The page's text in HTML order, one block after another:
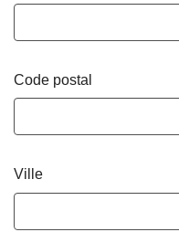
Code postal
Ville